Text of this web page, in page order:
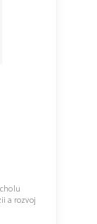
a rozvoj